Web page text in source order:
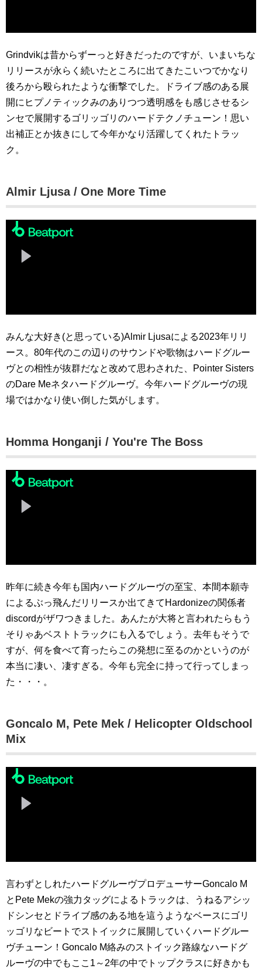
Grindvikは昔からずーっと好きだったのですが、いまいちな
リリースが永らく続いたところに出てきたこいつでかなり
後ろから殴られたような衝撃でした。ドライブ感のある展
開にヒプノティックみのありつつ透明感をも感じさせるシ
ンセで展開するゴリッゴリのハードテクノチューン！思い
出補正とか抜きにして今年かなり活躍してくれたトラッ
ク。
Almir Ljusa / One More Time
みんな大好き(と思っている)Almir Ljusaによる2023年リリ
ース。80年代のこの辺りのサウンドや歌物はハードグルー
ヴとの相性が抜群だなと改めて思わされた、Pointer Sisters
のDare Meネタハードグルーヴ。今年ハードグルーヴの現
場ではかなり使い倒した気がします。
Homma Honganji / You're The Boss
昨年に続き今年も国内ハードグルーヴの至宝、本間本願寺
によるぶっ飛んだリリースか出てきてHardonizeの関係者
discordがザワつきました。あんたが大将と言われたらもう
そりゃあベストトラックにも入るでしょう。去年もそうで
すが、何を食べて育ったらこの発想に至るのかというのが
本当に凄い、凄すぎる。今年も完全に持って行ってしまっ
た・・・。
Goncalo M, Pete Mek / Helicopter Oldschool
Mix
言わずとしれたハードグルーヴプロデューサーGoncalo M
とPete Mekの強力タッグによるトラックは、うねるアシッ
ドシンセとドライブ感のある地を這うようなベースにゴリ
ッゴリなビートでストイックに展開していくハードグルー
ヴチューン！Goncalo M絡みのストイック路線なハードグ
ルーヴの中でもここ1～2年の中でトップクラスに好きかも